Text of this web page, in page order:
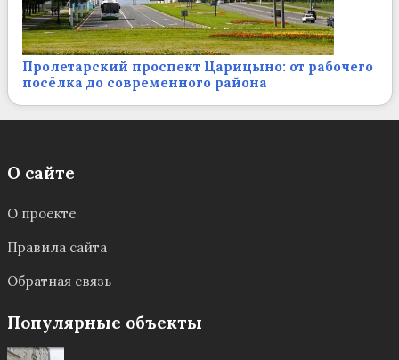
Пролетарский проспект Царицыно: от рабочего
посёлка до современного района
О сайте
О проекте
Правила сайта
Обратная связь
Популярные объекты